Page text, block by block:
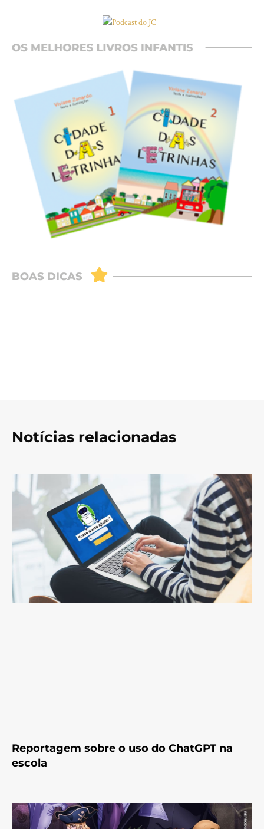
Notícias relacionadas
Reportagem sobre o uso do ChatGPT na
escola